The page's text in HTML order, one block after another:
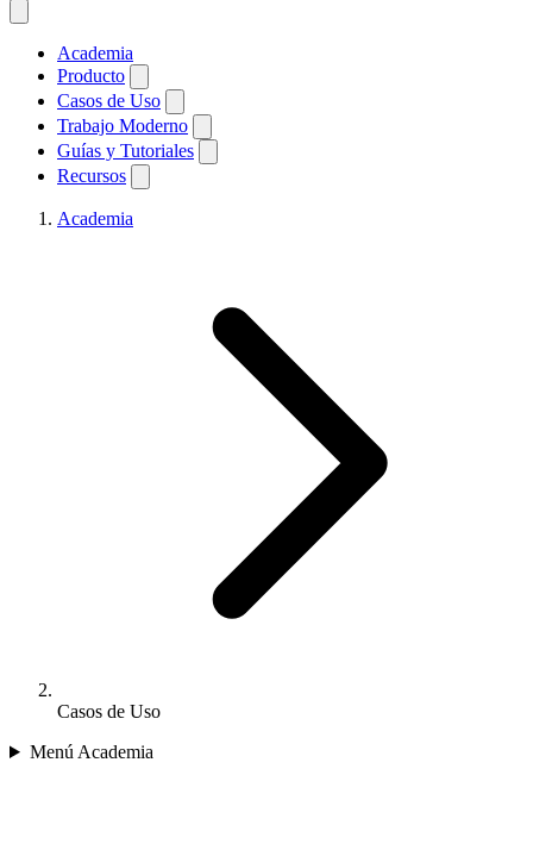
Academia
Producto
Casos de Uso
Trabajo Moderno
Guías y Tutoriales
Recursos
Academia
Casos de Uso
Menú Academia